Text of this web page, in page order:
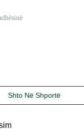
Shto Në Shportë